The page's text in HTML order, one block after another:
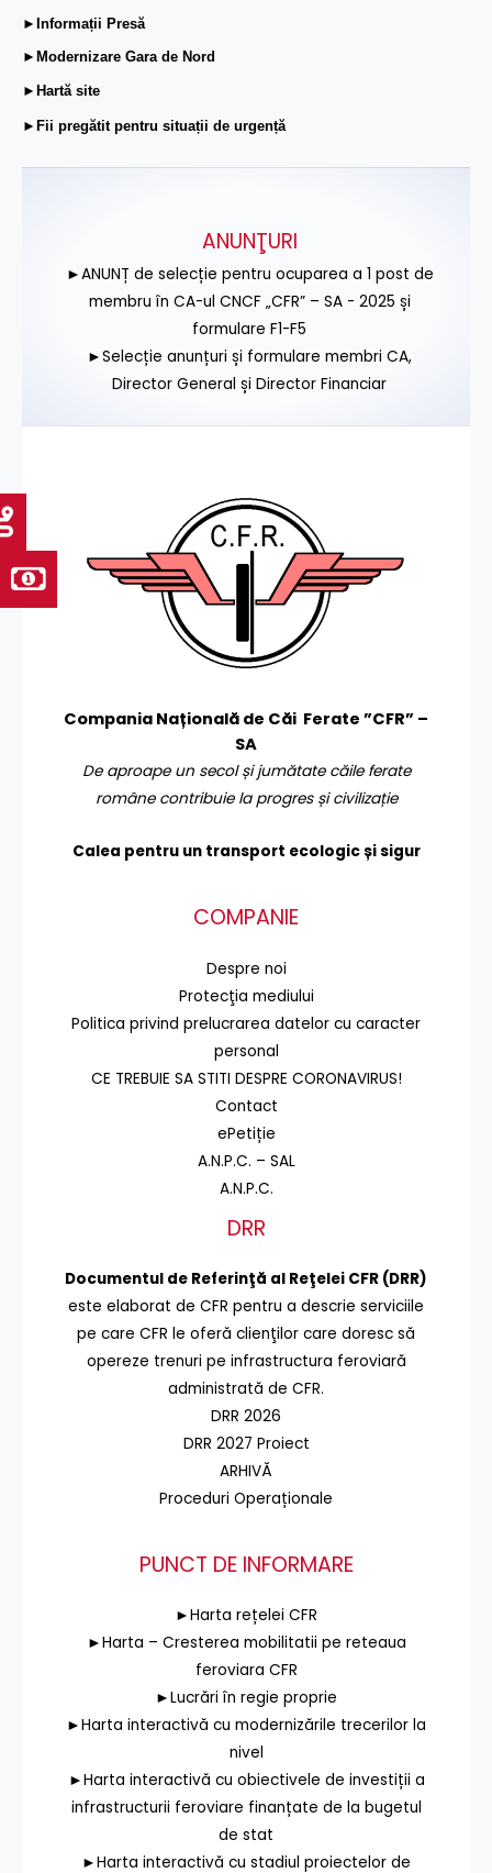
►Informații Presă
►Modernizare Gara de Nord
►Hartă site
►Fii pregătit pentru situații de urgență
ANUNŢURI
►ANUNȚ de selecție pentru ocuparea a 1 post de
membru în CA-ul CNCF „CFR” – SA - 2025 și
formulare F1-F5
►Selecție anunțuri și formulare membri CA,
Director General și Director Financiar
Compania Națională de Căi Ferate ”CFR” –
SA
De aproape un secol și jumătate căile ferate
române contribuie la progres și civilizație
Calea pentru un transport ecologic și sigur
COMPANIE
Despre noi
Protecţia mediului
Politica privind prelucrarea datelor cu caracter
personal
CE TREBUIE SA STITI DESPRE CORONAVIRUS!
Contact
ePetiție
A.N.P.C. – SAL
A.N.P.C.
DRR
Documentul de Referinţă al Reţelei CFR (DRR)
este elaborat de CFR pentru a descrie serviciile
pe care CFR le oferă clienţilor care doresc să
opereze trenuri pe infrastructura feroviară
administrată de CFR.
DRR 2026
DRR 2027 Proiect
ARHIVĂ
Proceduri Operaționale
PUNCT DE INFORMARE
►Harta rețelei CFR
►Harta – Cresterea mobilitatii pe reteaua
feroviara CFR
►Lucrări în regie proprie
►Harta interactivă cu modernizările trecerilor la
nivel
►Harta interactivă cu obiectivele de investiții a
infrastructurii feroviare finanțate de la bugetul
de stat
►Harta interactivă cu stadiul proiectelor de